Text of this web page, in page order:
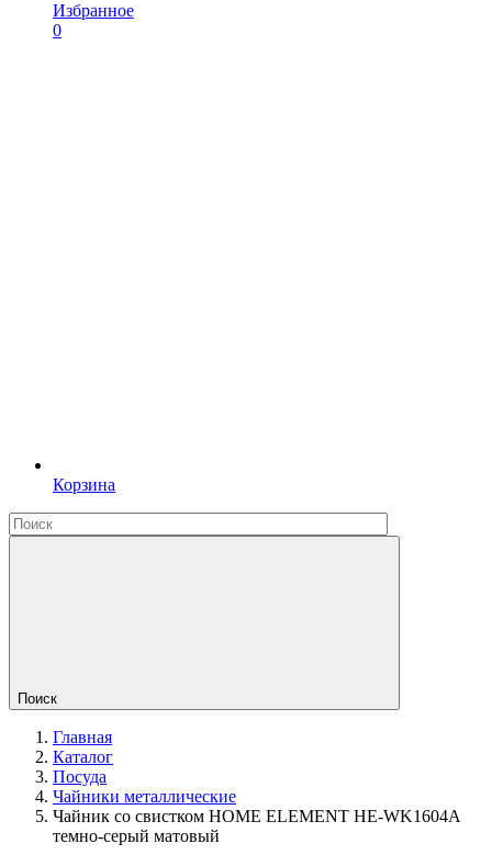
Избранное
0
Корзина
Поиск
Главная
Каталог
Посуда
Чайники металлические
Чайник со свистком HOME ELEMENT HE-WK1604A
темно-серый матовый